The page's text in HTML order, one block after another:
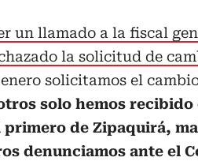
un llamado a la fiscal
la solicitud de
solicitamos el
solo hemos recibido
primero de Zipaquirá,
denunciamos ante el